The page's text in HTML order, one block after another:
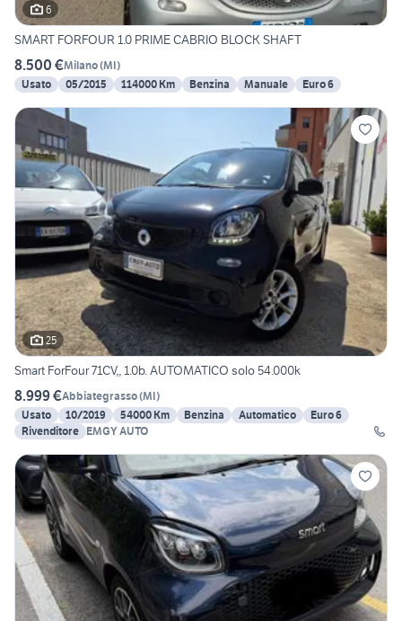
6
SMART FORFOUR 1.0 PRIME CABRIO BLOCK SHAFT
8.500 €Milano(MI)
Usato
05/2015 114000 Km Benzina Manuale Euro 6
25
Smart ForFour 71CV,, 1.0b. AUTOMATICO solo 54.000k
8.999 €Abbiategrasso(MI)
Usato
10/2019 54000 Km Benzina Automatico
Euro 6
Rivenditore EMGY AUTO